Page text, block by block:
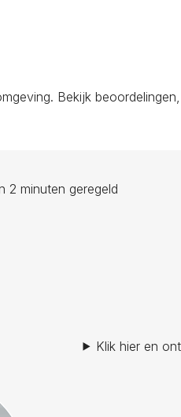
Bekijk
2 minuten geregeld
Klik hier en